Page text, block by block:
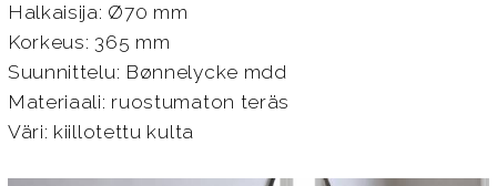
Halkaisija: Ø70 mm
Korkeus: 365 mm
Suunnittelu: Bønnelycke mdd
Materiaali: ruostumaton teräs
Väri: kiillotettu kulta